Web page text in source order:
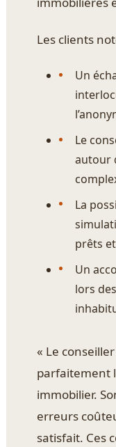
Les clients
Un
Le
autour
La
prêts
Un
lors
« Le
parfaitement
immobilier.
erreurs
satisfait. Ces